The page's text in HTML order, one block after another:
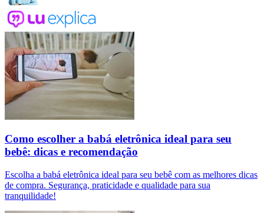
Como escolher a babá eletrônica ideal para seu
bebê: dicas e recomendação
Escolha a babá eletrônica ideal para seu bebê com as melhores dicas
de compra. Segurança, praticidade e qualidade para sua
tranquilidade!